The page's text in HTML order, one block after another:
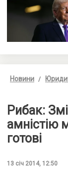
Новини
Рибак:
амністію
готові
13 січ 2014, 12:50